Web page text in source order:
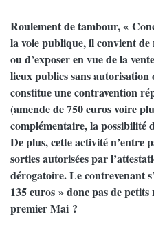
Roulement de tambour, «
la voie publique, il convient
ou d’exposer en vue de la
lieux publics sans
constitue une contravention
(amende de 750 euros voire
complémentaire, la possibilité
De plus, cette activité n’entre
sorties autorisées par
dérogatoire. Le contrevenant
135 euros » donc pas de
premier Mai ?